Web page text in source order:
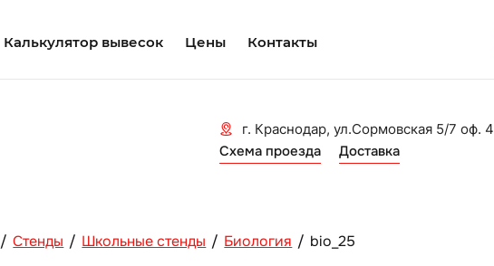
Калькулятор вывесок Цены Контакты
г. Краснодар, ул.Сормовская 5/7 оф. 4
Схема проезда Доставка
/ Стенды / Школьные стенды / Биология / bio_25